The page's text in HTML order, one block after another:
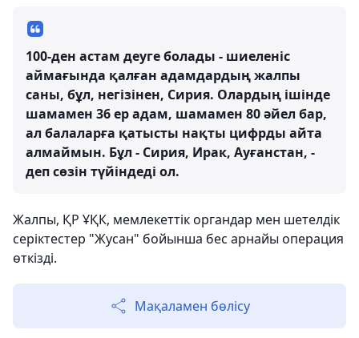
100-ден астам деуге болады - шиеленіс
аймағында қалған адамдардың жалпы
саны, бұл, негізінен, Сирия. Олардың ішінде
шамамен 36 ер адам, шамамен 80 әйел бар,
ал балаларға қатысты нақты цифрды айта
алмаймын. Бұл - Сирия, Ирак, Ауғанстан, -
деп сөзін түйіндеді ол.
Жалпы, ҚР ҰҚК, мемлекеттік органдар мен шетелдік
серіктестер "Жусан" бойынша бес арнайы операция
өткізді.
Мақаламен бөлісу